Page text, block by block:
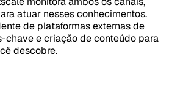
atuar nesses conhecimentos.
de plataformas externas de
chave e criação de conteúdo para
descobre.